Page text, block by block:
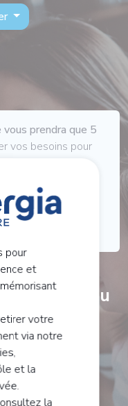
vous prendra que 5
vos besoins pour
un peu
?
pour
et
votre
via notre
et la
la